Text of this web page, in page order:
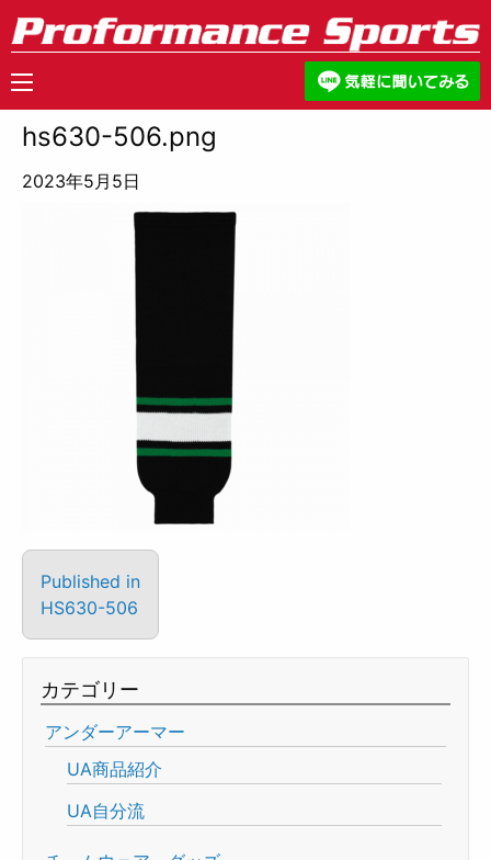
hs630-506.png
2023年5月5日
Published in
HS630-506
カテゴリー
アンダーアーマー
UA商品紹介
UA自分流